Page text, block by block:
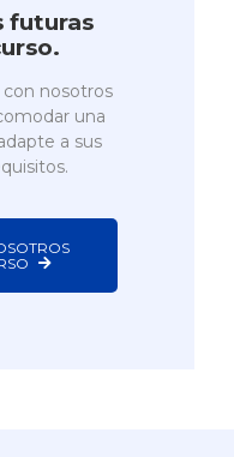
futuras
nosotros
una
a sus